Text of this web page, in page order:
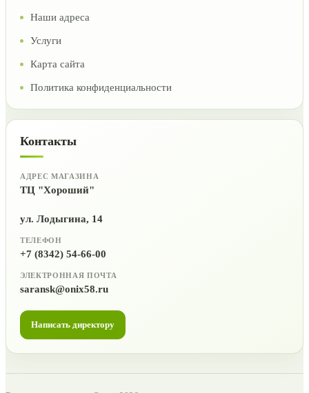
Наши адреса
Услуги
Карта сайта
Политика конфиденциальности
Контакты
АДРЕС МАГАЗИНА
ТЦ "Хороший"
ул. Лодыгина, 14
ТЕЛЕФОН
+7 (8342) 54-66-00
ЭЛЕКТРОННАЯ ПОЧТА
saransk@onix58.ru
Написать директору